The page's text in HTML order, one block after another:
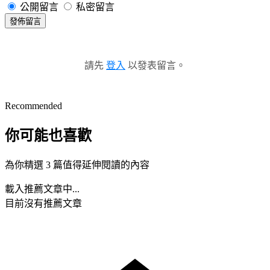
公開留言 私密留言
發佈留言
請先 登入 以發表留言。
Recommended
你可能也喜歡
為你精選 3 篇值得延伸閱讀的內容
載入推薦文章中...
目前沒有推薦文章